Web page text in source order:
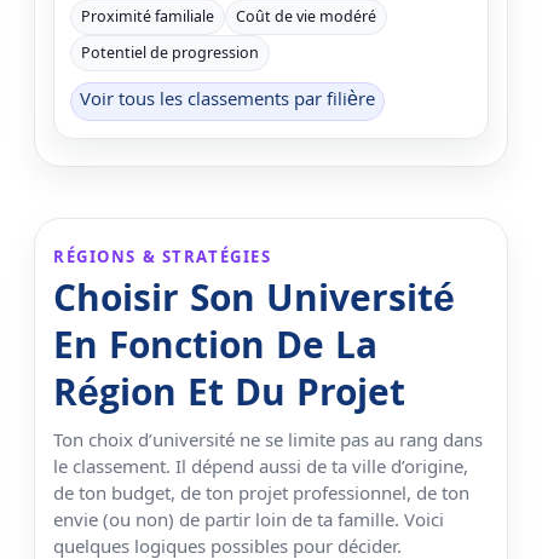
Proximité familiale
Coût de vie modéré
Potentiel de progression
Voir tous les classements par filière
RÉGIONS & STRATÉGIES
Choisir Son Université
En Fonction De La
Région Et Du Projet
Ton choix d’université ne se limite pas au rang dans
le classement. Il dépend aussi de ta ville d’origine,
de ton budget, de ton projet professionnel, de ton
envie (ou non) de partir loin de ta famille. Voici
quelques logiques possibles pour décider.